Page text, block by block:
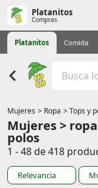
Platanitos
Compras
Platanitos Comida
Mujeres > Ropa > Tops y
Mujeres >
polos
1 - 48 de 418
Relevancia